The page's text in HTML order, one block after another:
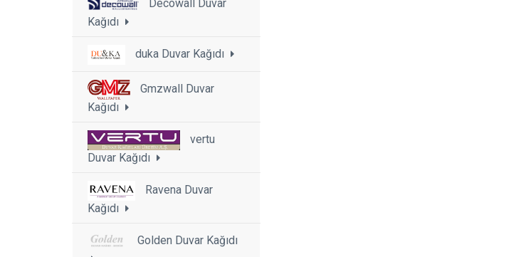
Decowall Duvar
Kağıdı
duka Duvar Kağıdı
Gmzwall Duvar
Kağıdı
vertu
Duvar Kağıdı
Ravena Duvar
Kağıdı
Golden Duvar Kağıdı